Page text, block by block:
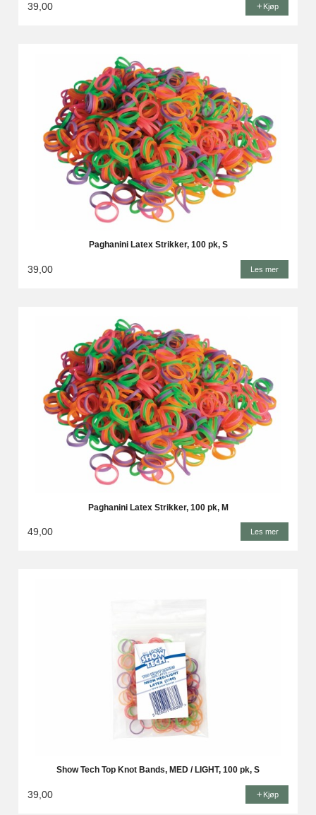
39,00 Kjøp
Paghanini Latex Strikker, 100 pk, S
39,00 Les mer
Paghanini Latex Strikker, 100 pk, M
49,00 Les mer
Show Tech Top Knot Bands, MED / LIGHT, 100 pk, S
39,00 Kjøp